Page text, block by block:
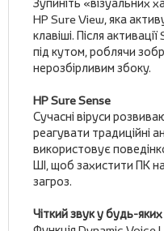
HP Sure View, яка
клавіші. Після
під кутом, роблячи
нерозбірливим збоку.
HP Sure Sense
Сучасні віруси
реагувати традиційні
використовує
ШІ, щоб захистити ПК
загроз.
Чіткий звук у будь-